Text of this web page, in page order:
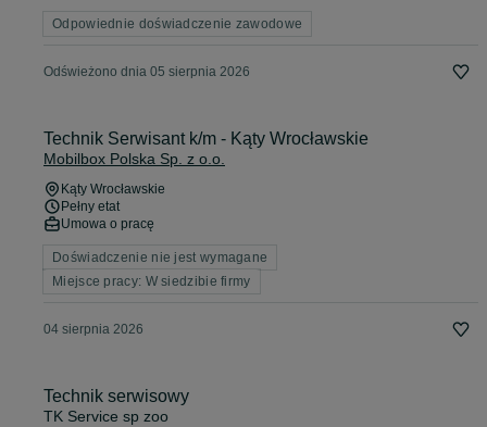
Odpowiednie doświadczenie zawodowe
Odświeżono dnia 05 sierpnia 2026
Technik Serwisant k/m - Kąty Wrocławskie
Mobilbox Polska Sp. z o.o.
Kąty Wrocławskie
Pełny etat
Umowa o pracę
Doświadczenie nie jest wymagane
Miejsce pracy: W siedzibie firmy
04 sierpnia 2026
Technik serwisowy
TK Service sp zoo